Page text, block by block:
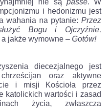
nie są passe. W
i hedonizmu jest
wahania na pytanie: Przez
Bogu i Ojczyźnie,
jakże wymowne – Gotów!
diecezjalnego jest
chrześcijan oraz aktywne
i misji Kościoła przez
katolickich wartości i zasad
życia, zwłaszcza